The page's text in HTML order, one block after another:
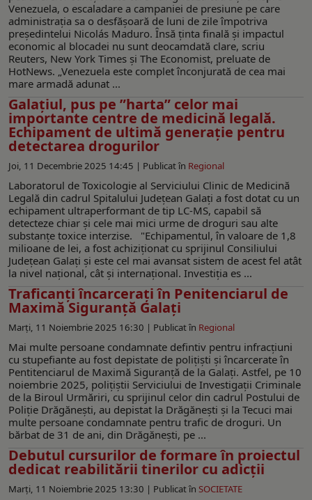
Venezuela, o escaladare a campaniei de presiune pe care
administrația sa o desfășoară de luni de zile împotriva
președintelui Nicolás Maduro. Însă ținta finală și impactul
economic al blocadei nu sunt deocamdată clare, scriu
Reuters, New York Times și The Economist, preluate de
HotNews. „Venezuela este complet înconjurată de cea mai
mare armadă adunat ...
Galațiul, pus pe ”harta” celor mai
importante centre de medicină legală.
Echipament de ultimă generație pentru
detectarea drogurilor
Joi, 11 Decembrie 2025 14:45 | Publicat în Regional
Laboratorul de Toxicologie al Serviciului Clinic de Medicină
Legală din cadrul Spitalului Județean Galați a fost dotat cu un
echipament ultraperformant de tip LC-MS, capabil să
detecteze chiar și cele mai mici urme de droguri sau alte
substanțe toxice interzise. "Echipamentul, în valoare de 1,8
milioane de lei, a fost achiziționat cu sprijinul Consiliului
Județean Galați și este cel mai avansat sistem de acest fel atât
la nivel național, cât și internațional. Investiția es ...
Traficanţi încarcerați în Penitenciarul de
Maximă Siguranță Galați
Marți, 11 Noiembrie 2025 16:30 | Publicat în Regional
Mai multe persoane condamnate defintiv pentru infracțiuni
cu stupefiante au fost depistate de polițişti și încarcerate în
Pentitenciarul de Maximă Siguranță de la Galați. Astfel, pe 10
noiembrie 2025, polițiștii Serviciului de Investigații Criminale
de la Biroul Urmăriri, cu sprijinul celor din cadrul Postului de
Poliție Drăgănești, au depistat la Drăgănești și la Tecuci mai
multe persoane condamnate pentru trafic de droguri. Un
bărbat de 31 de ani, din Drăgănești, pe ...
Debutul cursurilor de formare în proiectul
dedicat reabilitării tinerilor cu adicţii
Marți, 11 Noiembrie 2025 13:30 | Publicat în SOCIETATE